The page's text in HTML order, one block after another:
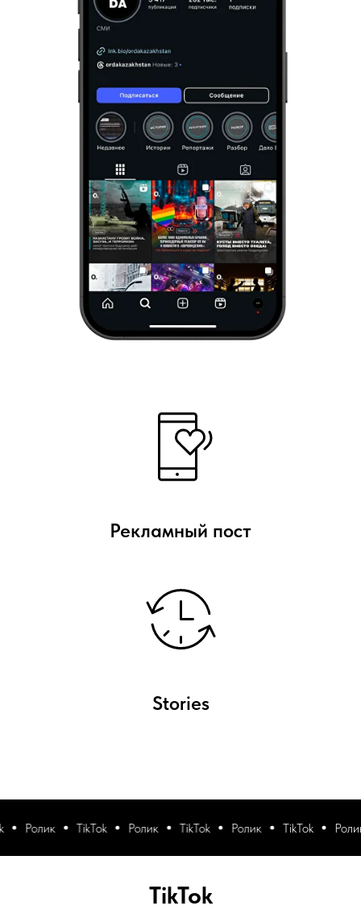
Рекламный пост
Stories
Ролик TikTok Ролик TikTok Ролик TikTok Ролик
TikTok